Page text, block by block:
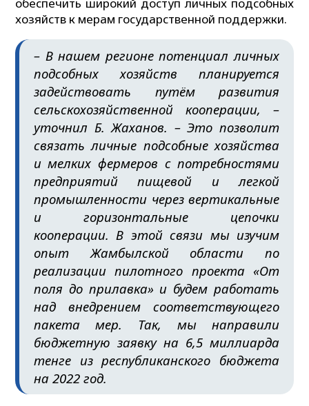
хозяйств к мерам государственной поддержки.
– В нашем регионе потенциал личных
подсобных хозяйств планируется
задействовать путём развития
сельскохозяйственной кооперации, –
уточнил Б. Жаханов. – Это позволит
связать личные подсобные хозяйства
и мелких фермеров с потребностями
предприятий пищевой и легкой
промышленности через вертикальные
и горизонтальные цепочки
кооперации. В этой связи мы изучим
опыт Жамбылской области по
реализации пилотного проекта «От
поля до прилавка» и будем работать
над внедрением соответствующего
пакета мер. Так, мы направили
бюджетную заявку на 6,5 миллиарда
тенге из республиканского бюджета
на 2022 год.